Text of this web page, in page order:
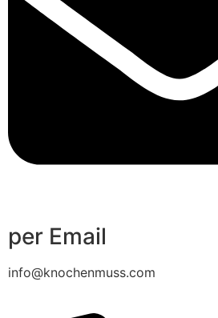
per Email
info@knochenmuss.com